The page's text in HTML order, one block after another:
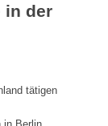
in der
tätigen